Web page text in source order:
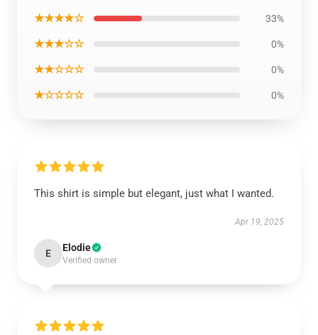
★★★★☆ 33%
★★★☆☆ 0%
★★☆☆☆ 0%
★☆☆☆☆ 0%
This shirt is simple but elegant, just what I wanted.
Apr 19, 2025
E Elodie
Verified owner